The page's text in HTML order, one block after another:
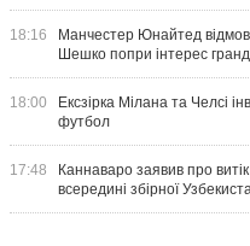
18:16
Манчестер Юнайтед
Шешко попри інтерес
18:00
Ексзірка Мілана та Челсі
футбол
17:48
Каннаваро заявив про
всередині збірної